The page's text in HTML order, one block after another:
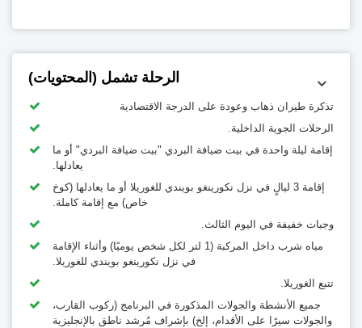
الرحلة تشمل (المحتويات)
تذكرة طيران ذهاب وعودة على الدرجة الاقتصادية
الرحلات الجوية الداخلية.
إقامة ليلة واحدة في بيت ضيافة البردي "بيت ضيافة البردي" أو ما
يعادلها.
إقامة 3 ليالٍ في نزل نكورينغو بويندي للغوريلا أو ما يعادلها (كوخ
خاص) مع إقامة كاملة.
وجبات خفيفة في اليوم الثالث.
مياه شرب داخل المركبة (1 لتر لكل شخص يوميًا) وأثناء الإقامة
في نزل نكورينغو بويندي للغوريلا.
تتبع الغوريلا.
جميع الأنشطة والجولات المذكورة في البرنامج (ركوب القارب،
والجولات سيرًا على الأقدام، إلخ) بإشراف مُرشد ناطق بالإنجليزية